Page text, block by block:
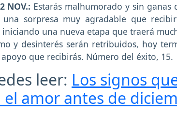
NOV.: Estarás malhumorado y sin
sorpresa muy agradable que
una nueva etapa que traerá
y desinterés serán retribuidos, hoy
que recibirás. Número del éxito, 15.
leer: Los signos
amor antes de